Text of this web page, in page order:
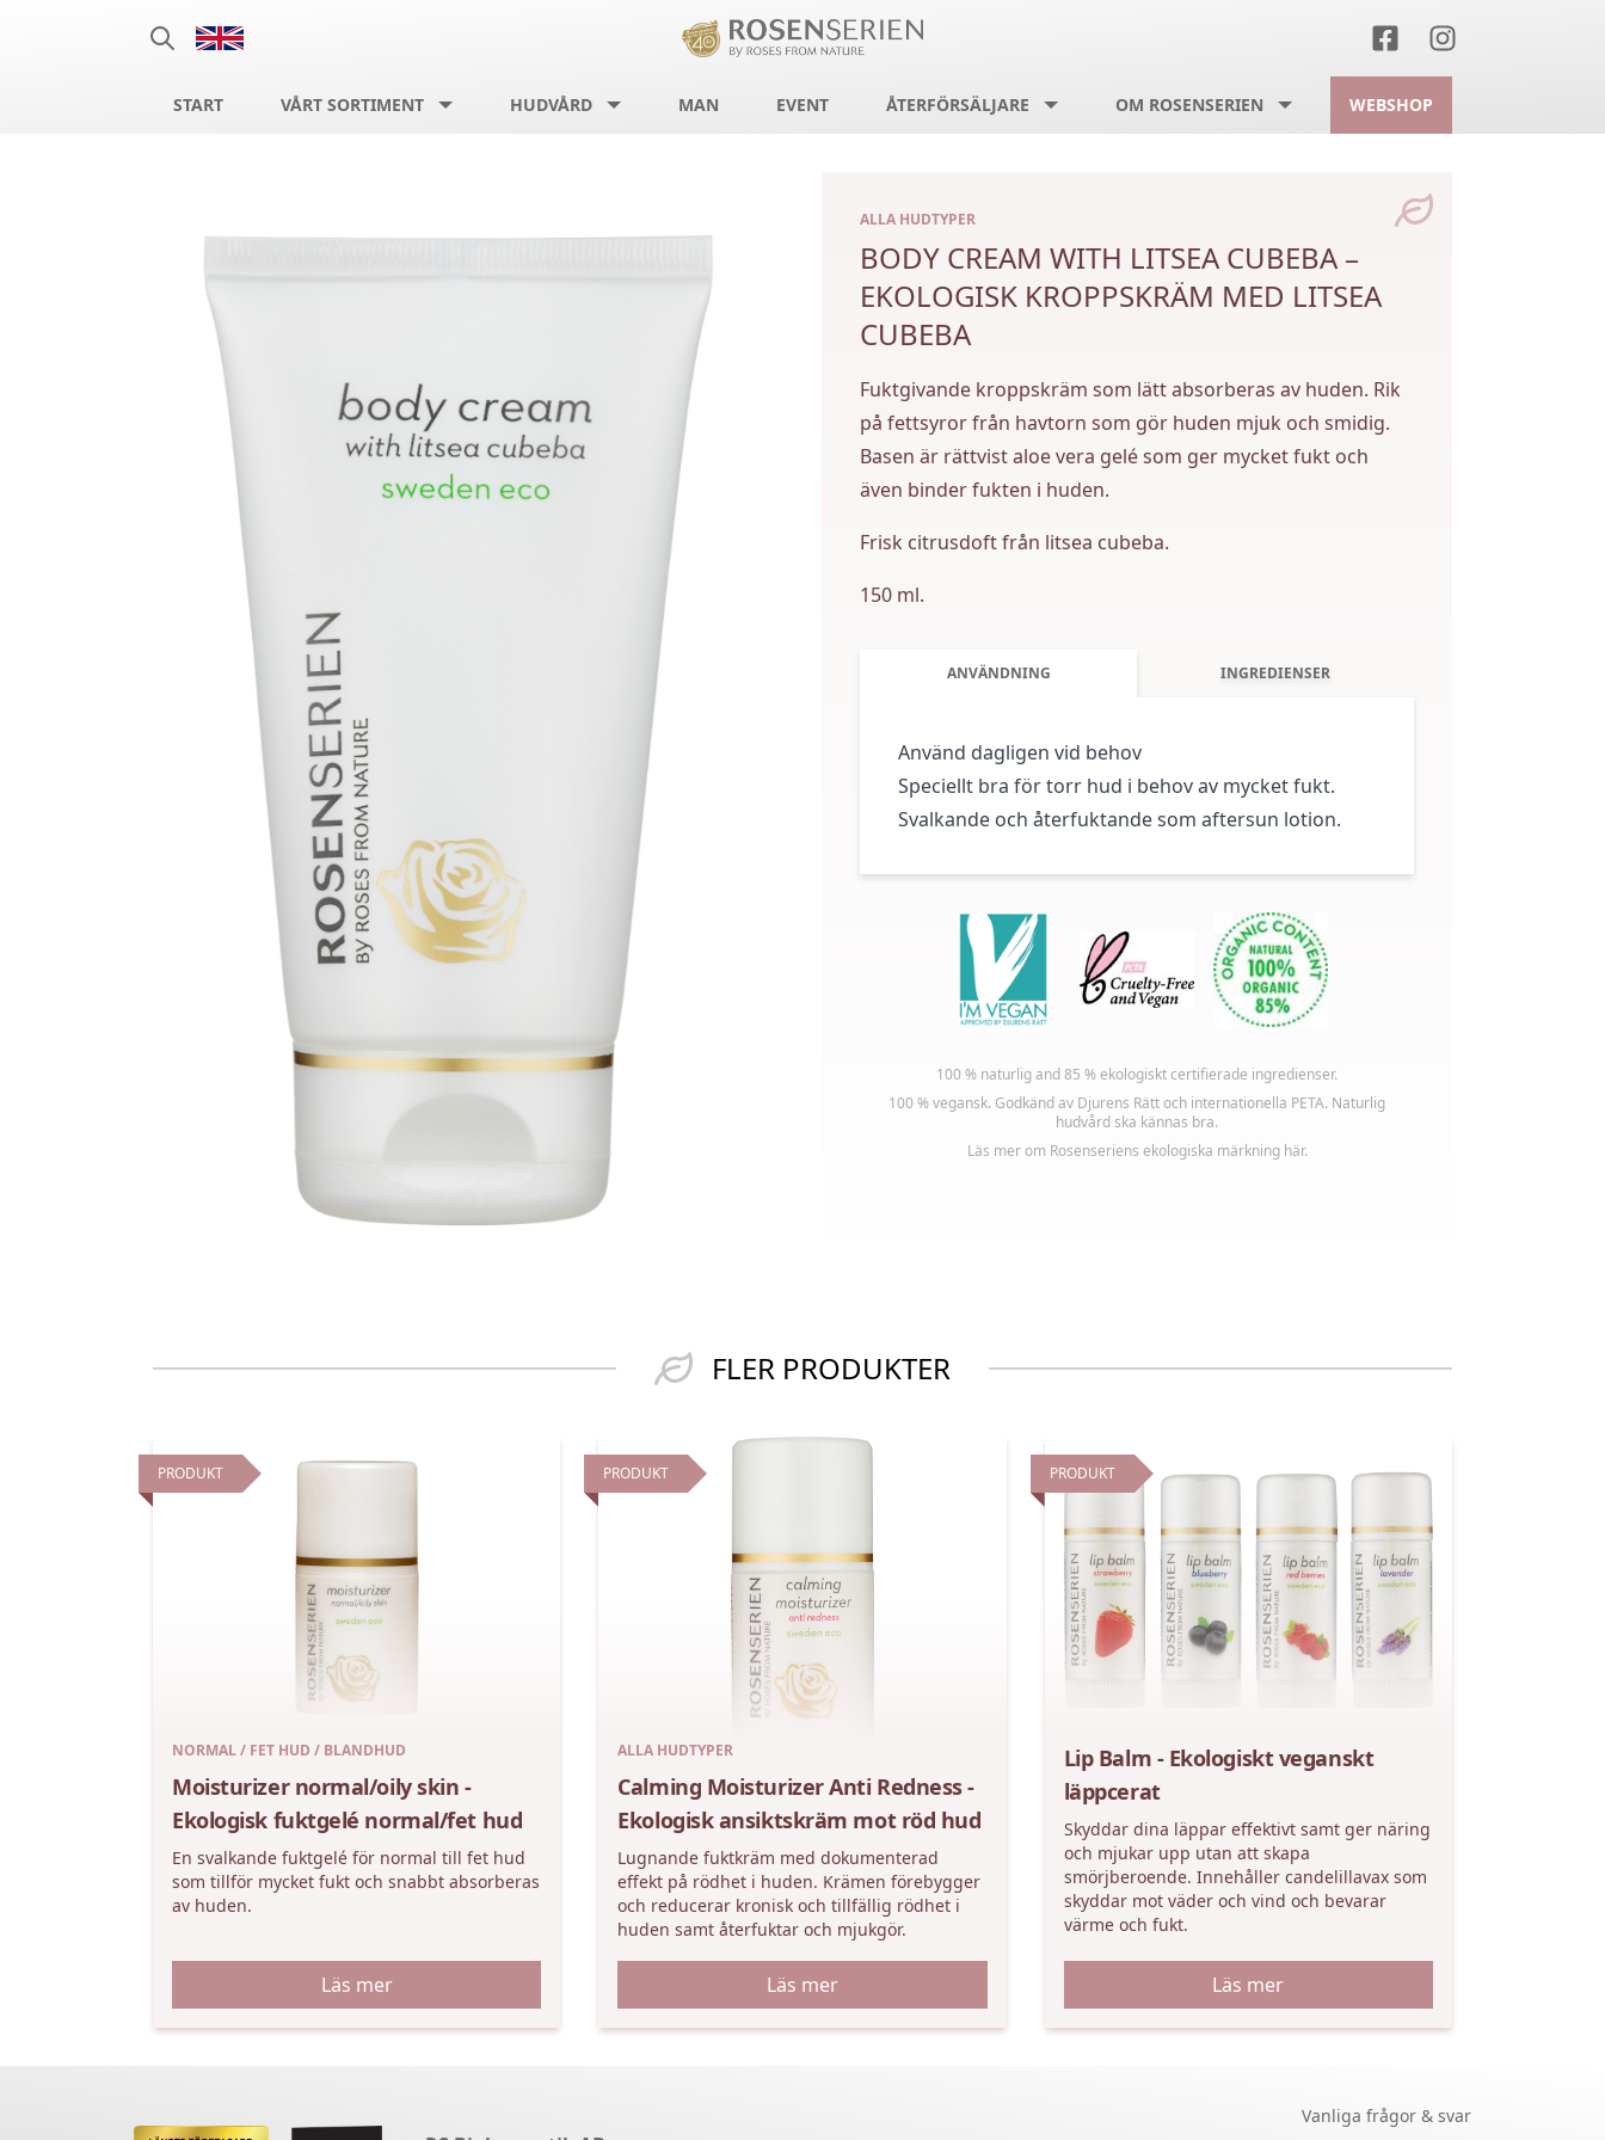
START VÅRT SORTIMENT HUDVÅRD MAN EVENT ÅTERFÖRSÄLJARE OM ROSENSERIEN WEBSHOP
ALLA HUDTYPER
BODY CREAM WITH LITSEA CUBEBA –
EKOLOGISK KROPPSKRÄM MED LITSEA
CUBEBA
Fuktgivande kroppskräm som lätt absorberas av huden. Rik
på fettsyror från havtorn som gör huden mjuk och smidig.
Basen är rättvist aloe vera gelé som ger mycket fukt och
även binder fukten i huden.
Frisk citrusdoft från litsea cubeba.
150 ml.
ANVÄNDNING INGREDIENSER
Använd dagligen vid behov
Speciellt bra för torr hud i behov av mycket fukt.
Svalkande och återfuktande som aftersun lotion.
100 % naturlig and 85 % ekologiskt certifierade ingredienser.
100 % vegansk. Godkänd av Djurens Rätt och internationella PETA. Naturlig
hudvård ska kännas bra.
Läs mer om Rosenseriens ekologiska märkning här.
FLER PRODUKTER
PRODUKT
NORMAL / FET HUD / BLANDHUD
Moisturizer normal/oily skin -
Ekologisk fuktgelé normal/fet hud
En svalkande fuktgelé för normal till fet hud
som tillför mycket fukt och snabbt absorberas
av huden.
Läs mer
PRODUKT
ALLA HUDTYPER
Calming Moisturizer Anti Redness -
Ekologisk ansiktskräm mot röd hud
Lugnande fuktkräm med dokumenterad
effekt på rödhet i huden. Krämen förebygger
och reducerar kronisk och tillfällig rödhet i
huden samt återfuktar och mjukgör.
Läs mer
PRODUKT
Lip Balm - Ekologiskt veganskt
läppcerat
Skyddar dina läppar effektivt samt ger näring
och mjukar upp utan att skapa
smörjberoende. Innehåller candelillavax som
skyddar mot väder och vind och bevarar
värme och fukt.
Läs mer
Vanliga frågor & svar